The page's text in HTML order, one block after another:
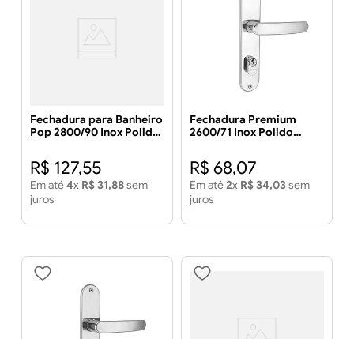
Fechadura para Banheiro
Pop 2800/90 Inox Polido
R$ 127,55
Em até4x R$ 31,88sem
juros
Fechadura Premium
2600/71 Inox Polido
ALIANÇA
R$ 68,07
Em até2x R$ 34,03sem
juros